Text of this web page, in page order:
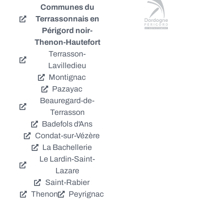
Communes du
Terrassonnais en
Périgord noir-
Thenon-Hautefort
Terrasson-
Lavilledieu
Montignac
Pazayac
Beauregard-de-
Terrasson
Badefols d'Ans
Condat-sur-Vézère
La Bachellerie
Le Lardin-Saint-
Lazare
Saint-Rabier
Thenon
Peyrignac